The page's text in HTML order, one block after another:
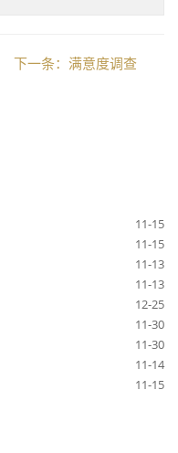
下一条：满意度调查
11-15
11-15
11-13
11-13
12-25
11-30
11-30
11-14
11-15